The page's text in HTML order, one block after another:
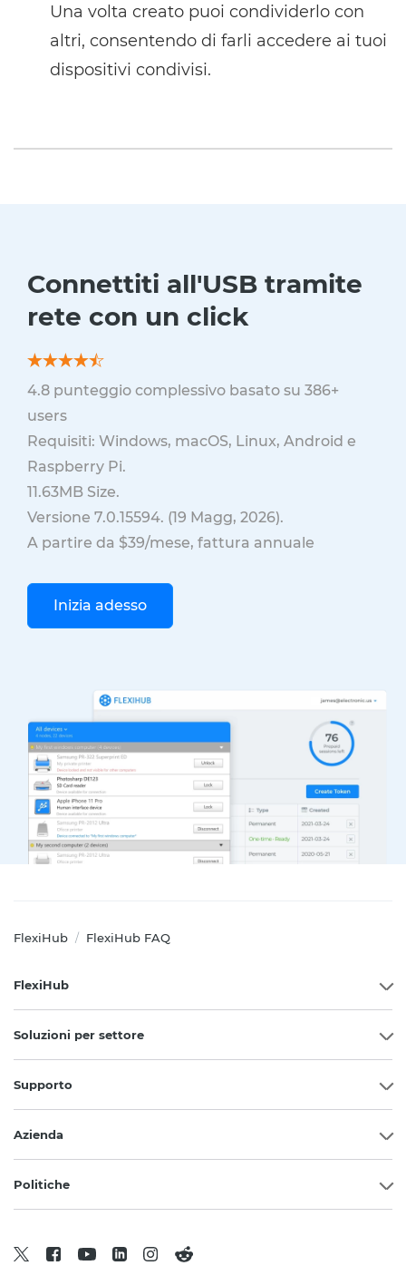
Una volta creato puoi condividerlo con
altri, consentendo di farli accedere ai tuoi
dispositivi condivisi.
Connettiti all'USB tramite
rete con un click
4.8 punteggio complessivo basato su 386+
users
Requisiti: Windows, macOS, Linux, Android e
Raspberry Pi.
11.63MB Size.
Versione 7.0.15594. (19 Magg, 2026).
A partire da $39/mese, fattura annuale
Inizia adesso
FlexiHub / FlexiHub FAQ
FlexiHub
Soluzioni per settore
Supporto
Azienda
Politiche